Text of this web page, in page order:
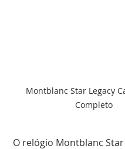
Montblanc Star Legacy
Completo